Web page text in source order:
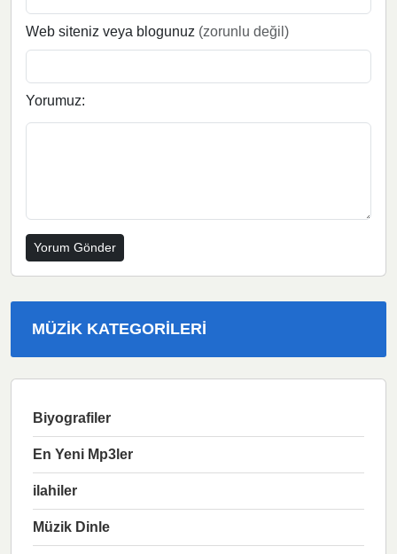
Web siteniz veya blogunuz (zorunlu değil)
Yorumuz:
MÜZIK KATEGORILERI
Biyografiler
En Yeni Mp3ler
ilahiler
Müzik Dinle